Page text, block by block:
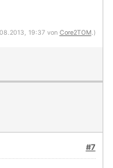
19:37 von Core2TOM.)
#7